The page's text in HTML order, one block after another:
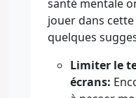
santé mentale
jouer dans
quelques
Limiter le
écrans: